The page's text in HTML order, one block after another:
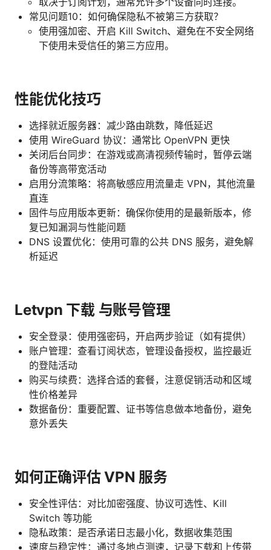
常见问题10：如何确保隐私不被第三方获取？
使用强加密、开启 Kill Switch、避免在不安全网络
下使用未受信任的第三方应用。
性能优化技巧
选择就近服务器：减少路由跳数，降低延迟
使用 WireGuard 协议：通常比 OpenVPN 更快
关闭后台同步：在游戏或高清视频传输时，暂停云端
备份等高带宽活动
启用分流策略：将高敏感应用流量走 VPN，其他流量
直连
固件与应用版本更新：确保你使用的是最新版本，修
复已知漏洞与性能问题
DNS 设置优化：使用可靠的公共 DNS 服务，避免解
析延迟
Letvpn 下载 与账号管理
安全登录：使用强密码，开启两步验证（如有提供）
账户管理：查看订阅状态，管理设备授权，监控最近
的登陆活动
购买与续费：选择合适的套餐，注意促销活动和区域
性价格差异
数据备份：重要配置、证书等信息做本地备份，避免
意外丢失
如何正确评估 VPN 服务
安全性评估：对比加密强度、协议可选性、Kill
Switch 等功能
隐私政策：是否承诺日志最小化，数据收集范围
速度与稳定性：通过多地点测速，记录下载和上传带